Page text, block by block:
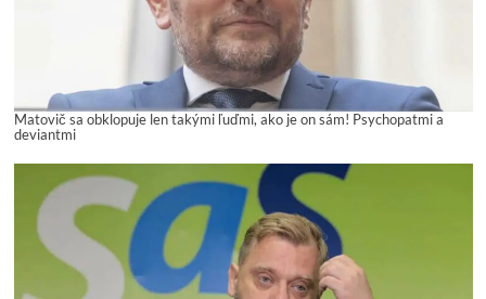
Matovič sa obklopuje len takými ľuďmi, ako je on sám! Psychopatmi a
deviantmi